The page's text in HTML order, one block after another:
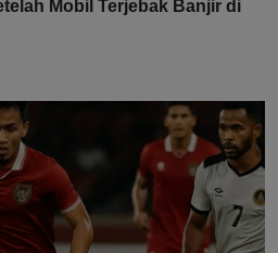
Mobil Terjebak Banjir di